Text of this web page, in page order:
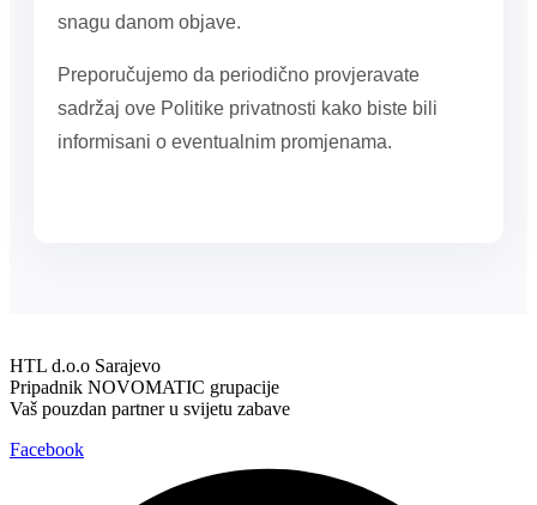
snagu danom objave.
Preporučujemo da periodično provjeravate
sadržaj ove Politike privatnosti kako biste bili
informisani o eventualnim promjenama.
HTL d.o.o Sarajevo
Pripadnik NOVOMATIC grupacije
Vaš pouzdan partner u svijetu zabave
Facebook